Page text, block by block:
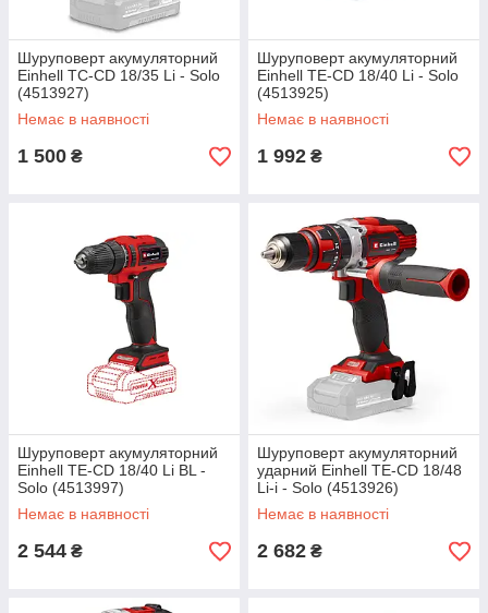
Шуруповерт акумуляторний
Einhell TC-CD 18/35 Li - Solo
(4513927)
Немає в наявності
1 500 ₴
Шуруповерт акумуляторний
Einhell TE-CD 18/40 Li - Solo
(4513925)
Немає в наявності
1 992 ₴
Шуруповерт акумуляторний
Einhell TE-CD 18/40 Li BL -
Solo (4513997)
Немає в наявності
2 544 ₴
Шуруповерт акумуляторний
ударний Einhell TE-CD 18/48
Li-i - Solo (4513926)
Немає в наявності
2 682 ₴